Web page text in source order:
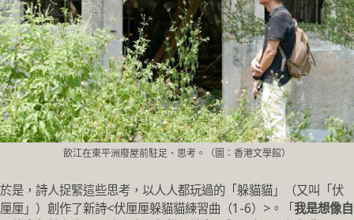
飲江在東平洲廢屋前駐足、思考。（圖：香港文學館）
於是，詩人捉緊這些思考，以人人都玩過的「躲貓貓」（又叫「伏
厘厘」）創作了新詩<伏厘厘躲貓貓練習曲（1-6）>。「我是想像自